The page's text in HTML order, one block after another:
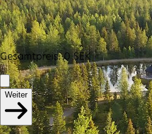
Gesamtpreis: 0 SEK
Weiter